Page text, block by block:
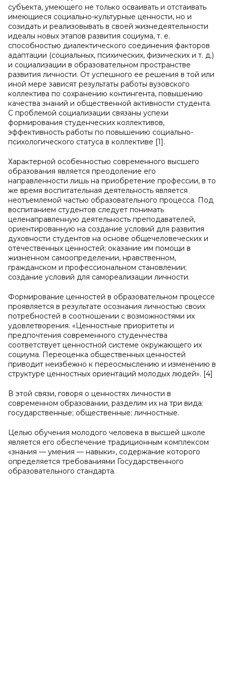
субъекта, умеющего не только осваивать и отстаивать
имеющиеся социально-культурные ценности, но и
созидать и реализовывать в своей жизнедеятельности
идеалы новых этапов развития социума, т. е.
способностью диалектического соединения факторов
адаптации (социальных, психических, физических и т. д.)
и социализации в образовательном пространстве
развития личности. От успешного ее решения в той или
иной мере зависят результаты работы вузовского
коллектива по сохранению контингента, повышению
качества знаний и общественной активности студента.
С проблемой социализации связаны успехи
формирования студенческих коллективов,
эффективность работы по повышению социально-
психологического статуса в коллективе [1].
Характерной особенностью современного высшего
образования является преодоление его
направленности лишь на приобретение профессии, в то
же время воспитательная деятельность является
неотъемлемой частью образовательного процесса. Под
воспитанием студентов следует понимать
целенаправленную деятельность преподавателей,
ориентированную на создание условий для развития
духовности студентов на основе общечеловеческих и
отечественных ценностей; оказание им помощи в
жизненном самоопределении, нравственном,
гражданском и профессиональном становлении;
создание условий для самореализации личности.
Формирование ценностей в образовательном процессе
проявляется в результате осознания личностью своих
потребностей в соотношении с возможностями их
удовлетворения. «Ценностные приоритеты и
предпочтения современного студенчества
соответствует ценностной системе окружающего их
социума. Переоценка общественных ценностей
приводит неизбежно к переосмыслению и изменению в
структуре ценностных ориентаций молодых людей». [4]
В этой связи, говоря о ценностях личности в
современном образовании, разделим их на три вида:
государственные; общественные; личностные.
Целью обучения молодого человека в высшей школе
является его обеспечение традиционным комплексом
«знания — умения — навыки», содержание которого
определяется требованиями Государственного
образовательного стандарта.